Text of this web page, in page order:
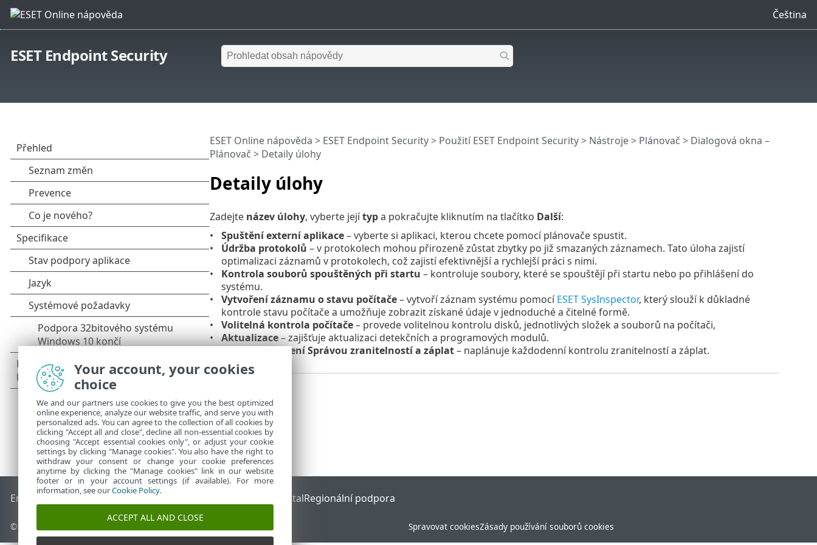
Čeština
ESET Endpoint Security
Detaily úlohy
ESET Online nápověda > ESET Endpoint Security> Použití ESET Endpoint Security> Nástroje> Plánovač > Dialogová okna –
Plánovač > Detaily úlohy
Zadejte název úlohy, vyberte jejítypa pokračujte kliknutím na tlačítko Další:
Spuštění externí aplikace– vyberte si aplikaci, kterou chcete pomocí plánovače spustit.
Údržba protokolů – v protokolech mohou přirozeně zůstat zbytky po již smazaných záznamech. Tato úloha zajistí
optimalizaci záznamů v protokolech, což zajistí efektivnější a rychlejší práci s nimi.
Kontrola souborů spouštěných při startu – kontroluje soubory, které se spouštějí při startu nebo po přihlášení do
systému.
Vytvoření záznamu o stavu počítače– vytvoří záznam systému pomocíESET SysInspector, který slouží k důkladné
kontrole stavu počítače a umožňuje zobrazit získané údaje v jednoduché a čitelné formě.
Volitelná kontrola počítače– provede volitelnou kontrolu disků, jednotlivých složek a souborů na počítači,
Aktualizace– zajišťuje aktualizaci detekčních a programových modulů.
Kontrola zařízení Správou zranitelností a záplat– naplánuje každodenní kontrolu zranitelností a záplat.
End of Life ESET Databáze znalostí ESET Status PortalRegionální podpora
© 1992 - 2026 ESET, spol. s r.o. - Všechna práva vyhrazena. Spravovat cookiesZásady používání souborů cookies
Your account, your cookies
choice
We and our partners use cookies to give you the best optimized
online experience, analyze our website traffic, and serve you with
personalized ads. You can agree to the collection of all cookies by
clicking "Accept all and close", decline all non-essential cookies by
choosing "Accept essential cookies only", or adjust your cookie
settings by clicking "Manage cookies". You also have the right to
withdraw your consent or change your cookie preferences
anytime by clicking the "Manage cookies" link in our website
footer or in your account settings (if available). For more
information, see ourCookie Policy.
ACCEPT ALL AND CLOSE